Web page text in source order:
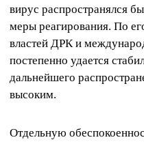
вирус распространялся
меры реагирования. По
властей ДРК и
постепенно удается
дальнейшего
высоким.
Отдельную